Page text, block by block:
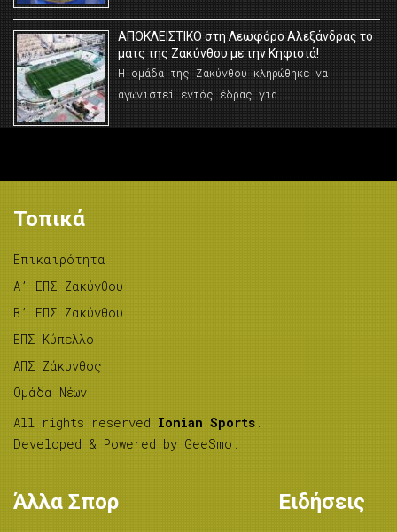
AΠΟΚΛΕΙΣΤΙΚΟ στη Λεωφόρο Αλεξάνδρας το
ματς της Ζακύνθου με την Κηφισιά!
Η ομάδα της Ζακύνθου κληρώθηκε να
αγωνιστεί εντός έδρας για …
Τοπικά
Επικαιρότητα
A’ ΕΠΣ Ζακύνθου
B’ ΕΠΣ Ζακύνθου
ΕΠΣ Κύπελλο
ΑΠΣ Ζάκυνθος
Ομάδα Νέων
All rights reserved Ionian Sports
Developed & Powered by GeeSmo
Άλλα Σπορ Ειδήσεις